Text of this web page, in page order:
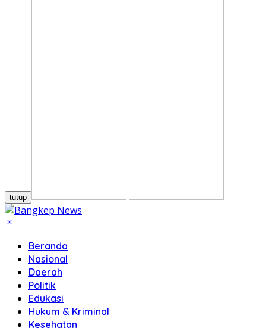
tutup
Beranda
Nasional
Daerah
Politik
Edukasi
Hukum & Kriminal
Kesehatan